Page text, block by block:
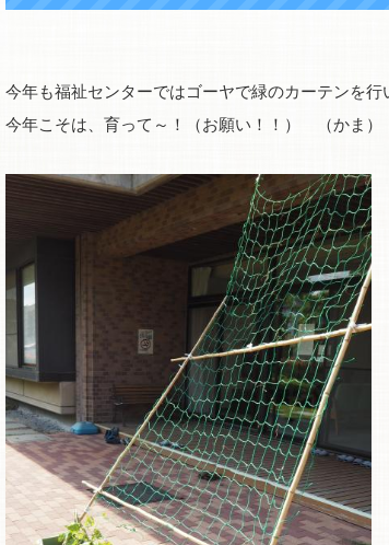
今年も福祉センターではゴーヤで緑のカーテンを行
今年こそは、育って～！（お願い！！） （かま）